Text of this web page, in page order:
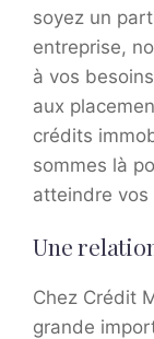
soyez un
entreprise,
à vos
aux
crédits
sommes là
atteindre
Une
Chez Crédit
grande